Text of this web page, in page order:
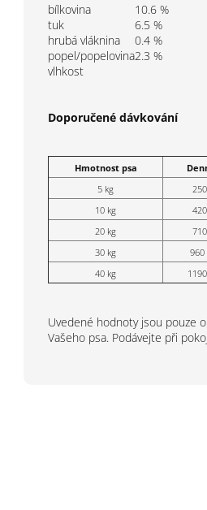
bílkovina
10.6 %
tuk
6.5 %
hrubá vláknina
0.4 %
popel/popelovina2.3 %
vlhkost
Doporučené dávkování
Hmotnost psa
5 kg
10 kg
20 kg
30 kg
960
40 kg
Uvedené hodnoty jsou pouze
Vašeho psa. Podávejte při